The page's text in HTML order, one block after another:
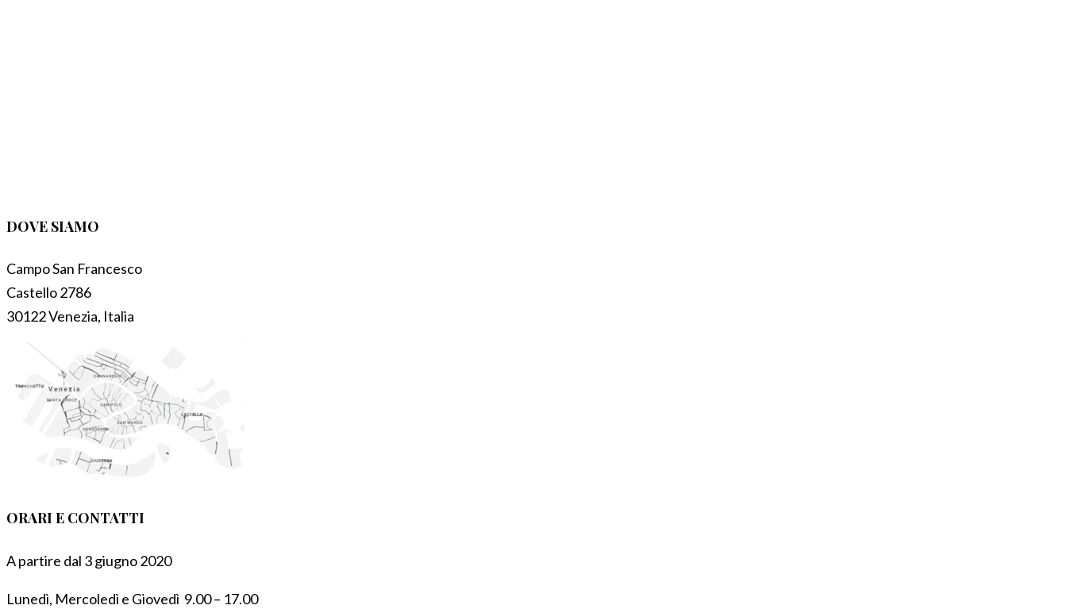
DOVE SIAMO
Campo San Francesco
Castello 2786
30122 Venezia, Italia
ORARI E CONTATTI
A partire dal 3 giugno 2020
Lunedì, Mercoledì e Giovedì 9.00 – 17.00